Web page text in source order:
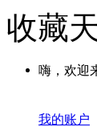
收藏
嗨，欢迎
我的账户